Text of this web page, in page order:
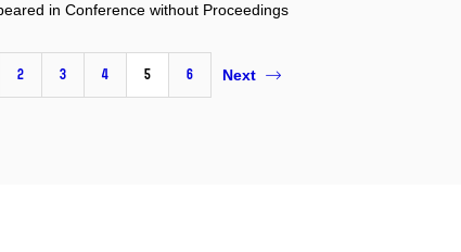
in Conference without Proceedings
2 3 4 5 6 Next